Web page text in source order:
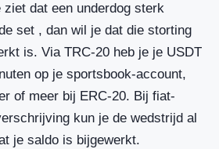
ziet dat een underdog sterk
set , dan wil je dat die storting
is. Via TRC-20 heb je je USDT
op je sportsbook-account,
of meer bij ERC-20. Bij fiat-
kun je de wedstrijd al
je saldo is bijgewerkt.